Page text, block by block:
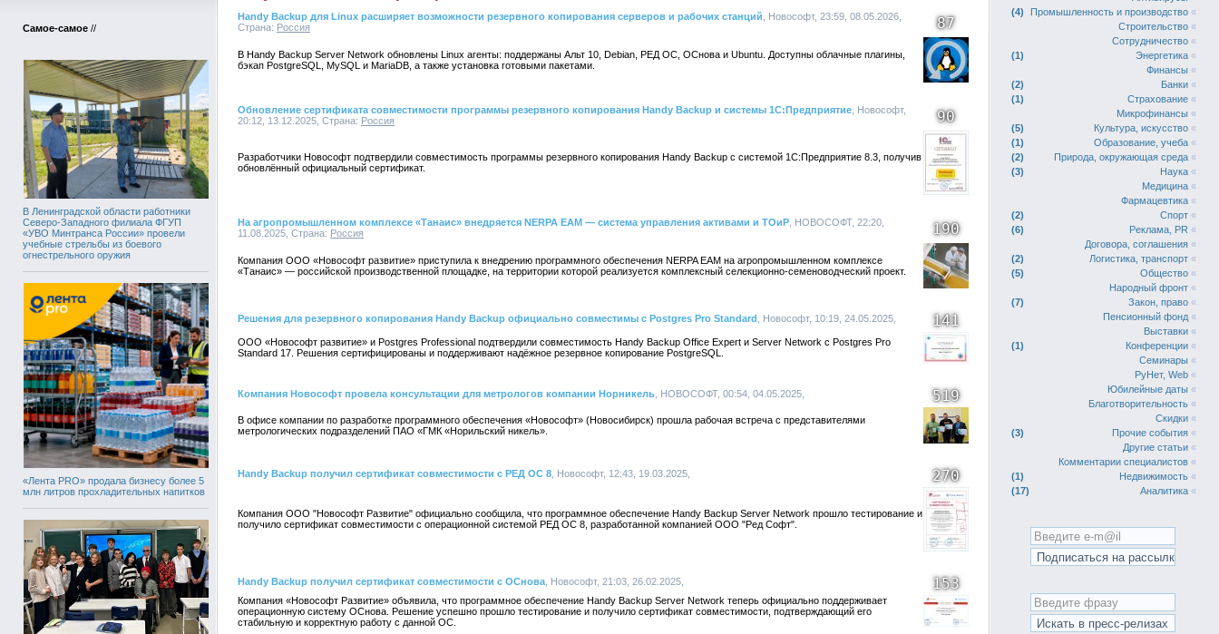
Самое-самое //
В Ленинградской области работники
Северо-Западного филиала ФГУП
«УВО Минтранса России» провели
учебные стрельбы из боевого
огнестрельного оружия
«Лента PRO» продала бизнесу более 5
млн литров прохладительных напитков
Handy Backup для Linux расширяет возможности резервного копирования серверов и рабочих станций , Новософт, 23:59, 08.05.2026,
Страна: Россия 87
В Handy Backup Server Network обновлены Linux агенты: поддержаны Альт 10, Debian, РЕД ОС, ОСнова и Ubuntu. Доступны облачные плагины,
бэкап PostgreSQL, MySQL и MariaDB, а также установка готовыми пакетами.
Обновление сертификата совместимости программы резервного копирования Handy Backup и системы 1С:Предприятие , Новософт,
20:12, 13.12.2025, Страна: Россия 90
Разработчики Новософт подтвердили совместимость программы резервного копирования Handy Backup с системой 1С:Предприятие 8.3, получив
обновлённый официальный сертификат.
На агропромышленном комплексе «Танаис» внедряется NERPA EAM — система управления активами и ТОиР , НОВОСОФТ, 22:20,
11.08.2025, Страна: Россия 190
Компания ООО «Новософт развитие» приступила к внедрению программного обеспечения NERPA EAM на агропромышленном комплексе
«Танаис» — российской производственной площадке, на территории которой реализуется комплексный селекционно-семеноводческий проект.
Решения для резервного копирования Handy Backup официально совместимы с Postgres Pro Standard , Новософт, 10:19, 24.05.2025, 141
ООО «Новософт развитие» и Postgres Professional подтвердили совместимость Handy Backup Office Expert и Server Network с Postgres Pro
Standard 17. Решения сертифицированы и поддерживают надёжное резервное копирование PostgreSQL.
Компания Новософт провела консультации для метрологов компании Норникель , НОВОСОФТ, 00:54, 04.05.2025, 519
В офисе компании по разработке программного обеспечения «Новософт» (Новосибирск) прошла рабочая встреча с представителями
метрологических подразделений ПАО «ГМК «Норильский никель».
Handy Backup получил сертификат совместимости с РЕД ОС 8 , Новософт, 12:43, 19.03.2025, 270
Компания ООО "Новософт Развитие" официально сообщила, что программное обеспечение Handy Backup Server Network прошло тестирование и
получило сертификат совместимости с операционной системой РЕД ОС 8, разработанной компанией ООО "Ред Софт".
Handy Backup получил сертификат совместимости с ОСнова , Новософт, 21:03, 26.02.2025, 153
Компания «Новософт Развитие» объявила, что программное обеспечение Handy Backup Server Network теперь официально поддерживает
операционную систему ОСнова. Решение успешно прошло тестирование и получило сертификат совместимости, подтверждающий его
стабильную и корректную работу с данной ОС.
4
Промышленность и производство «
Строительство «
Сотрудничество «
1
Энергетика «
Финансы «
2
Банки «
1
Страхование «
Микрофинансы «
5
Культура, искусство «
1
Образование, учеба «
2
Природа, окружающая среда «
3
Наука «
Медицина «
Фармацевтика «
2
Спорт «
6
Реклама, PR «
Договора, соглашения «
2
Логистика, транспорт «
5
Общество «
Народный фронт «
7
Закон, право «
Пенсионный фонд «
Выставки «
1
Конференции «
Семинары «
РуНет, Web «
Юбилейные даты «
Благотворительность «
Скидки «
3
Прочие события «
Другие статьи «
Комментарии специалистов «
1
Недвижимость «
17
Аналитика «